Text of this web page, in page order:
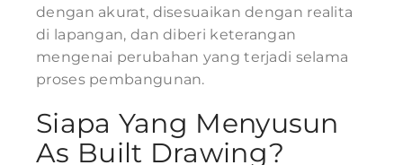
dengan akurat, disesuaikan dengan realita
di lapangan, dan diberi keterangan
mengenai perubahan yang terjadi selama
proses pembangunan.
Siapa Yang Menyusun
As Built Drawing?